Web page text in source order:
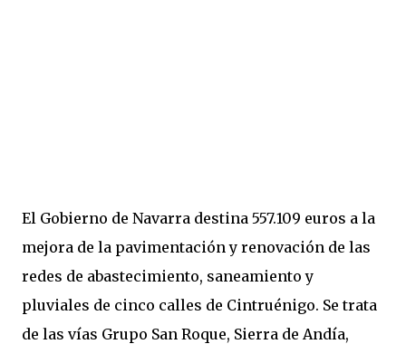
El Gobierno de Navarra destina 557.109 euros a la
mejora de la pavimentación y renovación de las
redes de abastecimiento, saneamiento y
pluviales de cinco calles de Cintruénigo. Se trata
de las vías Grupo San Roque, Sierra de Andía,